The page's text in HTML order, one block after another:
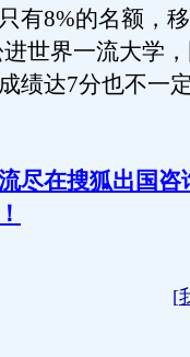
有8%的名额，
世界一流大学
绩达7分也不一
尽在搜狐出国咨
[